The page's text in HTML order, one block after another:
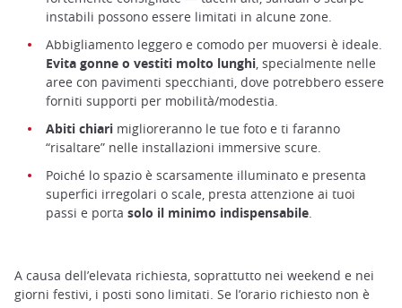
teamLab Biovortex Kyoto
instabili possono essere limitati in alcune zone.
Abbigliamento leggero e comodo per muoversi è ideale.
Evita gonne o vestiti molto lunghi , specialmente nelle
aree con pavimenti specchianti, dove potrebbero essere
forniti supporti per mobilità/modestia.
Abiti chiari miglioreranno le tue foto e ti faranno
“risaltare” nelle installazioni immersive scure.
Poiché lo spazio è scarsamente illuminato e presenta
superfici irregolari o scale, presta attenzione ai tuoi
passi e porta solo il minimo indispensabile
A causa dell’elevata richiesta, soprattutto nei weekend e nei
giorni festivi, i posti sono limitati. Se l’orario richiesto non è